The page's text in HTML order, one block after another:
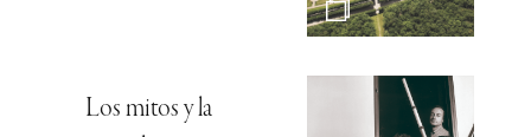
Los mitos y la